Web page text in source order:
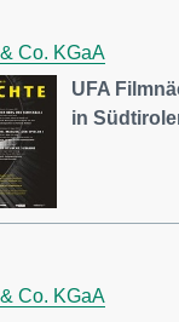
Co. KGaA
UFA
in
Co. KGaA